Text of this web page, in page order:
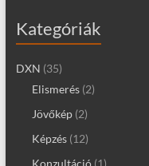
Kategóriák
DXN (35)
Elismerés(2)
Jövőkép(2)
Képzés(12)
Konzultáció(1)